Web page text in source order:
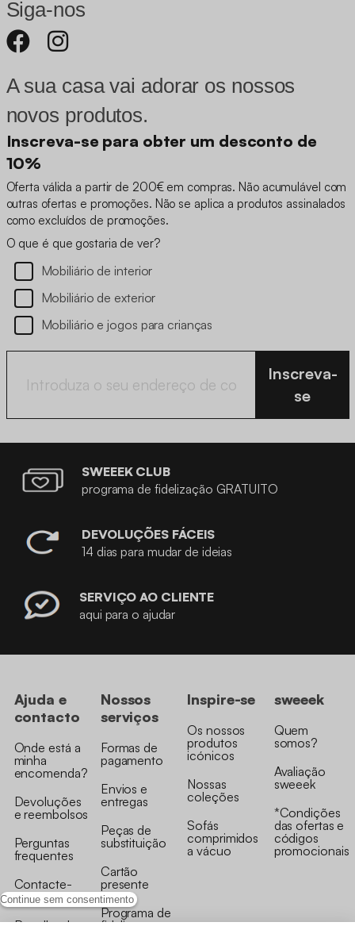
Continue sem consentimento
Siga-nos
A sua casa vai adorar os nossos
novos produtos.
Inscreva-se para obter um desconto de
10%
Oferta válida a partir de 200€ em compras. Não acumulável com
outras ofertas e promoções. Não se aplica a produtos assinalados
como excluídos de promoções.
O que é que gostaria de ver?
Mobiliário de interior
Mobiliário de exterior
Mobiliário e jogos para crianças
Inscreva-
se
SWEEEK CLUB
programa de fidelização GRATUITO
DEVOLUÇÕES FÁCEIS
14 dias para mudar de ideias
SERVIÇO AO CLIENTE
aqui para o ajudar
Ajuda e
contacto
Onde está a
minha
encomenda?
Devoluções
e reembolsos
Perguntas
frequentes
Contacte-
nos
Nossos
serviços
Formas de
pagamento
Envios e
entregas
Peças de
substituição
Cartão
presente
Programa de
Inspire-se
Os nossos
produtos
icónicos
Nossas
coleções
Sofás
comprimidos
a vácuo
sweeek
Quem
somos?
Avaliação
sweeek
*Condições
das ofertas e
códigos
promocionais